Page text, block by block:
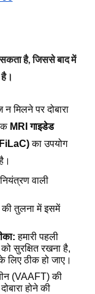
है, जिससे बाद में
है।
मिलने पर दोबारा
MRI गाइडेड
का उपयोग
वाली
की तुलना में इसमें
हमारी पहली
सुरक्षित रखना है,
लिए ठीक हो जाए।
(VAAFT) की
होने की